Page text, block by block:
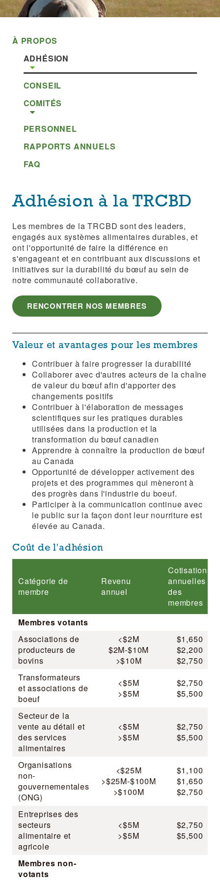
À PROPOS
ADHÉSION
CONSEIL
COMITÉS
PERSONNEL
RAPPORTS ANNUELS
FAQ
Adhésion à la TRCBD
Les membres de la TRCBD sont des leaders,
engagés aux systèmes alimentaires durables, et
ont l'opportunité de faire la différence en
s'engageant et en contribuant aux discussions et
initiatives sur la durabilité du bœuf au sein de
notre communauté collaborative.
RENCONTRER NOS MEMBRES
Valeur et avantages pour les membres
Contribuer à faire progresser la durabilité
Collaborer avec d'autres acteurs de la chaîne
de valeur du bœuf afin d'apporter des
changements positifs
Contribuer à l'élaboration de messages
scientifiques sur les pratiques durables
utilisées dans la production et la
transformation du bœuf canadien
Apprendre à connaître la production de bœuf
au Canada
Opportunité de développer activement des
projets et des programmes qui mèneront à
des progrès dans l'industrie du boeuf.
Participer à la communication continue avec
le public sur la façon dont leur nourriture est
élevée au Canada.
Coût de l'adhésion
Catégorie de
membre
Revenu
annuel
Cotisations
annuelles
des
membres
Membres votants
Associations de
producteurs de
bovins
<$2M
$2M-$10M
>$10M
$1,650
$2,200
$2,750
Transformateurs
et associations de
boeuf
<$5M
>$5M
$2,750
$5,500
Secteur de la
vente au détail et
des services
alimentaires
<$5M
>$5M
$2,750
$5,500
Organisations
non-
gouvernementales
(ONG)
<$25M
>$25M-$100M
>$100M
$1,100
$1,650
$2,750
Entreprises des
secteurs
alimentaire et
agricole
<$5M
>$5M
$2,750
$5,500
Membres non-
votants